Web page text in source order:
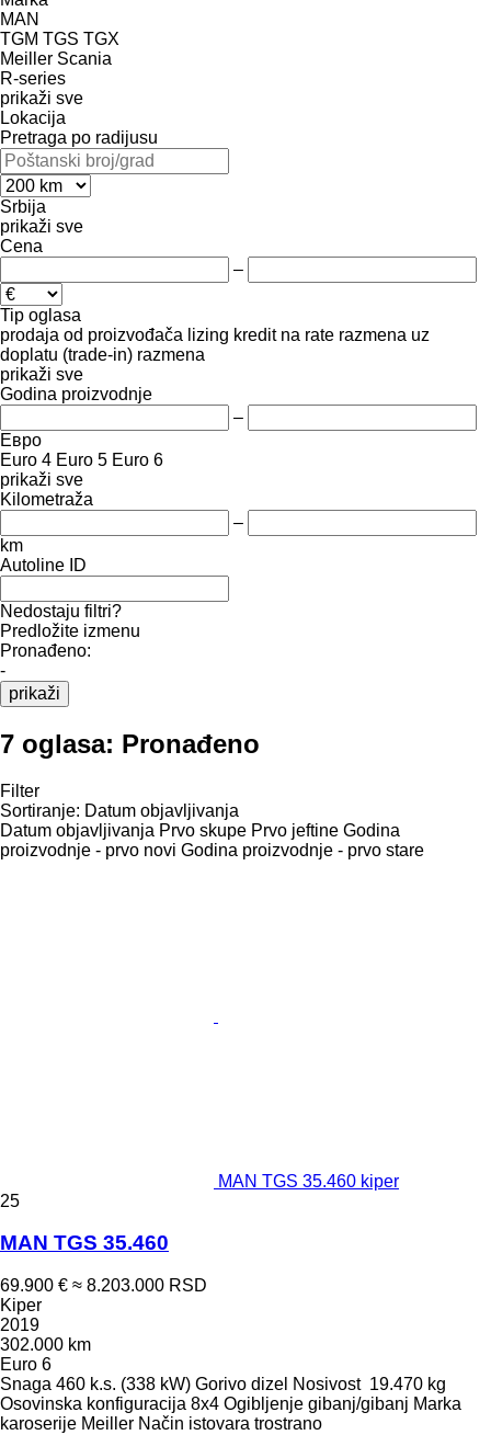
MAN
TGM TGS TGX
Meiller Scania
R-series
prikaži sve
Lokacija
Pretraga po radijusu
Srbija
prikaži sve
Cena
–
Tip oglasa
prodaja od proizvođača lizing kredit na rate razmena uz
doplatu (trade-in) razmena
prikaži sve
Godina proizvodnje
–
Евро
Euro 4 Euro 5 Euro 6
prikaži sve
Kilometraža
–
km
Autoline ID
Nedostaju filtri?
Predložite izmenu
Pronađeno:
-
prikaži
7 oglasa: Pronađeno
Filter
Sortiranje: Datum objavljivanja
Datum objavljivanja Prvo skupe Prvo jeftine Godina
proizvodnje - prvo novi Godina proizvodnje - prvo stare
MAN TGS 35.460 kiper
25
MAN TGS 35.460
69.900 € ≈ 8.203.000 RSD
Kiper
2019
302.000 km
Euro 6
Snaga 460 k.s. (338 kW) Gorivo dizel Nosivost 19.470 kg
Osovinska konfiguracija 8x4 Ogibljenje gibanj/gibanj Marka
karoserije Meiller Način istovara trostrano